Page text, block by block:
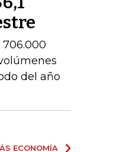
del año
ECONOMÍA